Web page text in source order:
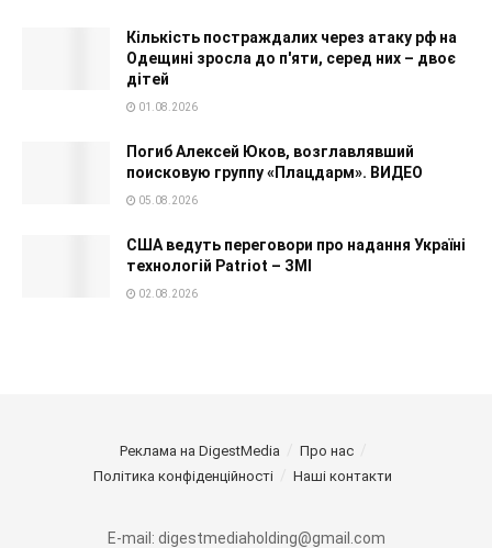
Кількість постраждалих через атаку рф на
Одещині зросла до п'яти, серед них – двоє
дітей
01.08.2026
Погиб Алексей Юков, возглавлявший
поисковую группу «Плацдарм». ВИДЕО
05.08.2026
США ведуть переговори про надання Україні
технологій Patriot – ЗМІ
02.08.2026
Реклама на DigestMedia
Про нас
Політика конфіденційності
Наші контакти
E-mail: digestmediaholding@gmail.com